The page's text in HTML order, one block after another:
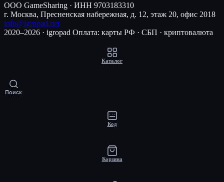
ООО GameSharing · ИНН 9703183310
г. Москва, Пресненская набережная, д. 12, этаж 20, офис 2018
info@igropad.net
2020–2026 · igropad Оплата: карты РФ · СБП · криптовалюта
Каталог
Поиск
Код
Корзина